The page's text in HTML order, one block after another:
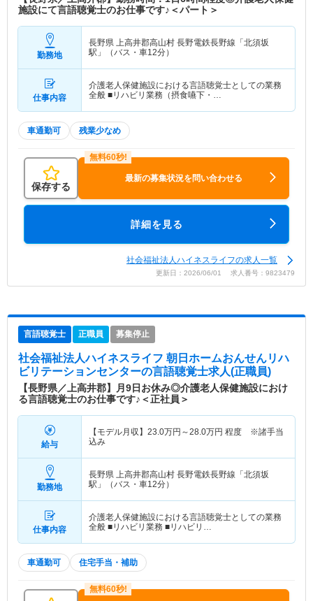
施設にて言語聴覚士のお仕事です♪＜パート＞
勤務地
長野県 上高井郡高山村 長野電鉄長野線「北須坂
駅」（バス・車12分）
仕事内容
介護老人保健施設における言語聴覚士としての業務
全般 ■リハビリ業務（摂食嚥下・…
車通勤可 残業少なめ
保存する
最新の募集状況を問い合わせる
詳細を見る
社会福祉法人ハイネスライフの求人一覧
更新日：2026/06/01 求人番号：9823479
言語聴覚士 正職員 募集停止
社会福祉法人ハイネスライフ 朝日ホームおんせんリハ
ビリテーションセンターの言語聴覚士求人(正職員)
【長野県／上高井郡】月9日お休み◎介護老人保健施設におけ
る言語聴覚士のお仕事です♪＜正社員＞
給与
【モデル月収】 23.0万円～28.0万円 程度 ※諸手当
込み
勤務地
長野県 上高井郡高山村 長野電鉄長野線「北須坂
駅」（バス・車12分）
仕事内容
介護老人保健施設における言語聴覚士としての業務
全般 ■リハビリ業務 ■リハビリ…
車通勤可 住宅手当・補助